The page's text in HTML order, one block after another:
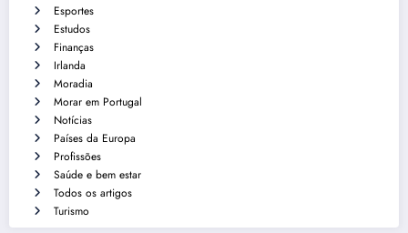
Esportes
Estudos
Finanças
Irlanda
Moradia
Morar em Portugal
Notícias
Países da Europa
Profissões
Saúde e bem estar
Todos os artigos
Turismo